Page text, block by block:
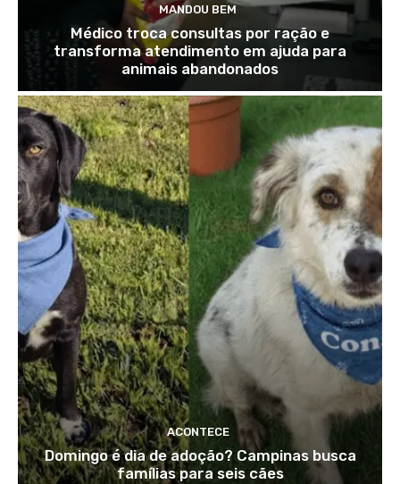
MANDOU BEM
Médico troca consultas por ração e
transforma atendimento em ajuda para
animais abandonados
ACONTECE
Domingo é dia de adoção? Campinas busca
famílias para seis cães